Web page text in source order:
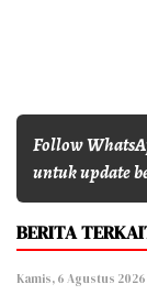
Follow
untuk update
BERITA
Kamis, 6 Agustus 2026